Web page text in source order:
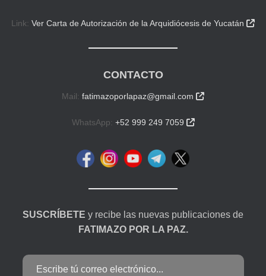
Link: Ver Carta de Autorización de la Arquidiócesis de Yucatán 
CONTACTO
Mail: fatimazoporlapaz@gmail.com 
WhatsApp: +52 999 249 7059 
SUSCRÍBETE y recibe las nuevas publicaciones de
FATIMAZO POR LA PAZ.